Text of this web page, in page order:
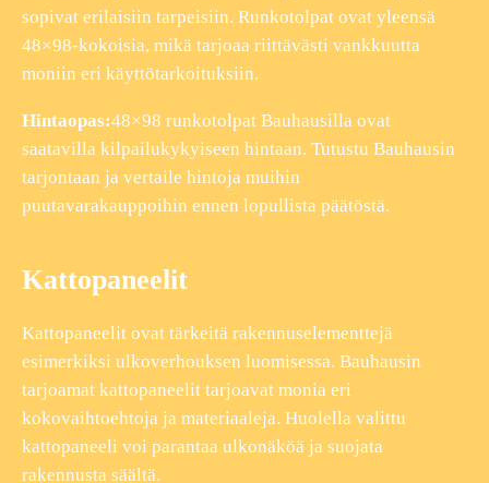
sopivat erilaisiin tarpeisiin. Runkotolpat ovat yleensä
48×98-kokoisia, mikä tarjoaa riittävästi vankkuutta
moniin eri käyttötarkoituksiin.
Hintaopas:48×98 runkotolpat Bauhausilla ovat
saatavilla kilpailukykyiseen hintaan. Tutustu Bauhausin
tarjontaan ja vertaile hintoja muihin
puutavarakauppoihin ennen lopullista päätöstä.
Kattopaneelit
Kattopaneelit ovat tärkeitä rakennuselementtejä
esimerkiksi ulkoverhouksen luomisessa. Bauhausin
tarjoamat kattopaneelit tarjoavat monia eri
kokovaihtoehtoja ja materiaaleja. Huolella valittu
kattopaneeli voi parantaa ulkonäköä ja suojata
rakennusta säältä.